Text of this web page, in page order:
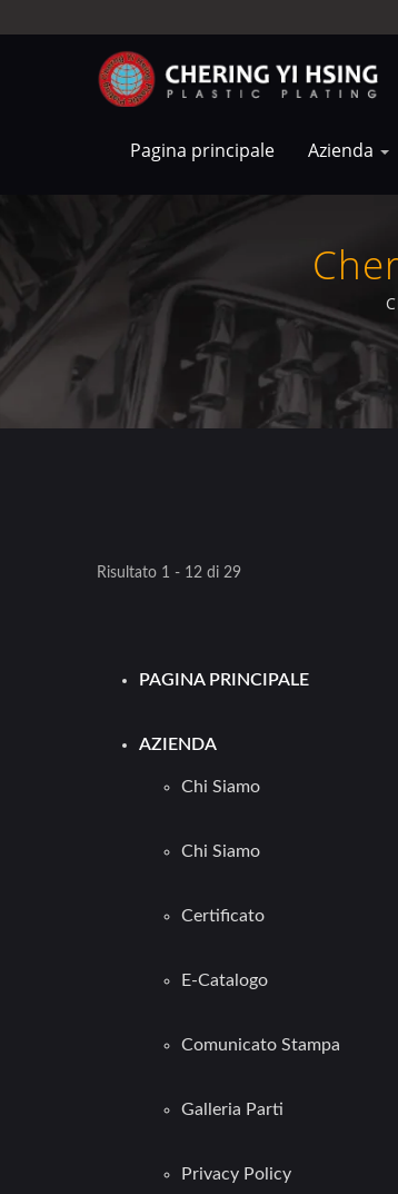
Pagina principale Azienda
Risultato 1 - 12 di 29
PAGINA PRINCIPALE
AZIENDA
Chi Siamo
Chi Siamo
Certificato
E-Catalogo
Comunicato Stampa
Galleria Parti
Privacy Policy